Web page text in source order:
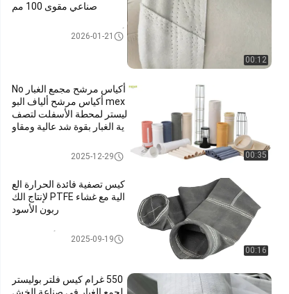
00:12
صناعي مقوى 100 مم
أكياس المرشحات عالية درجة الح
2026-01-21
00:35
أكياس مرشح مجمع الغبار No
mex أكياس مرشح ألياف البو
ليستر لمحطة الأسفلت لتصف
ية الغبار بقوة شد عالية ومقاو
كيس فلتر بوليستر2025-12-29
00:16
كيس تصفية فائدة الحرارة الع
الية مع غشاء PTFE لإنتاج الك
ربون الأسود
كيس فلتر من ألياف الزجاج
2025-09-19
550 غرام كيس فلتر بوليستر